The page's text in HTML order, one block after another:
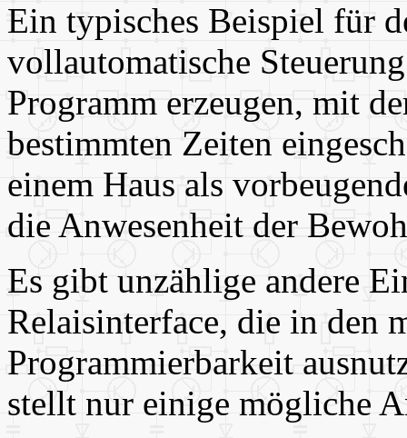
Ein typisches Beispiel für
vollautomatische
Programm erzeugen, mit
bestimmten Zeiten
einem Haus als
die Anwesenheit der
Es gibt unzählige andere
Relaisinterface, die in den
Programmierbarkeit
stellt nur einige mögliche